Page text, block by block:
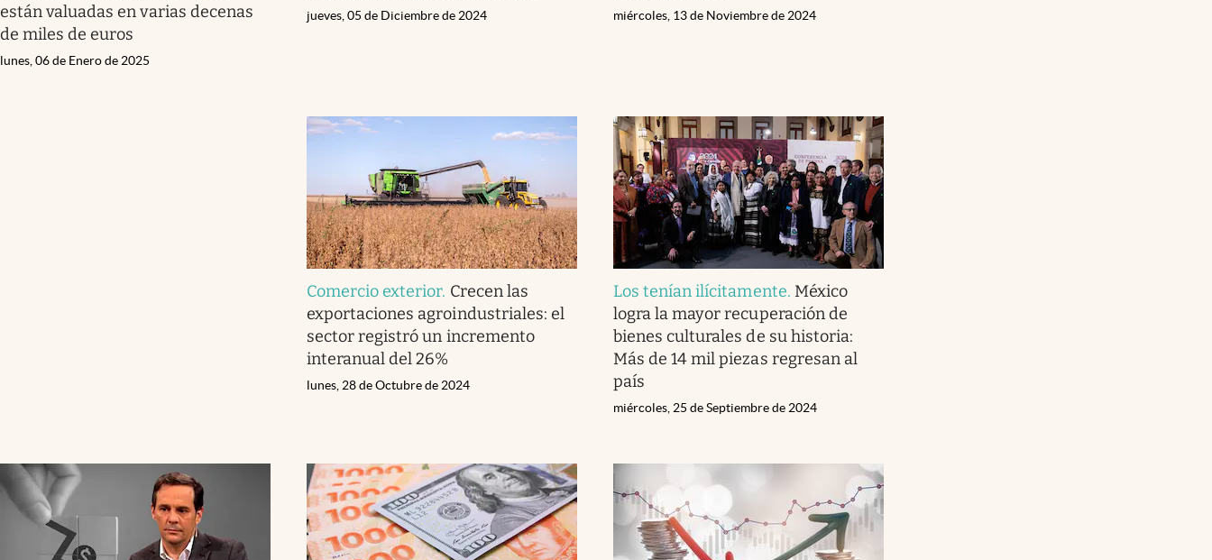
están valuadas en varias decenas
de miles de euros
lunes, 06 de Enero de 2025
jueves, 05 de Diciembre de 2024 miércoles, 13 de Noviembre de 2024
Comercio exterior. Crecen las
exportaciones agroindustriales: el
sector registró un incremento
interanual del 26%
lunes, 28 de Octubre de 2024
Los tenían ilícitamente. México
logra la mayor recuperación de
bienes culturales de su historia:
Más de 14 mil piezas regresan al
país
miércoles, 25 de Septiembre de 2024